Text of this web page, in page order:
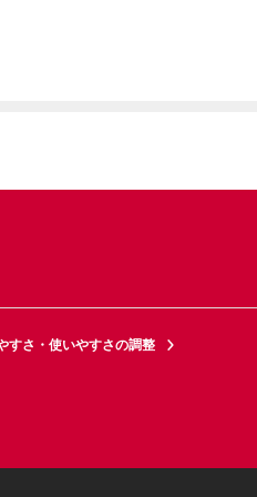
すさ・使いやすさの調整